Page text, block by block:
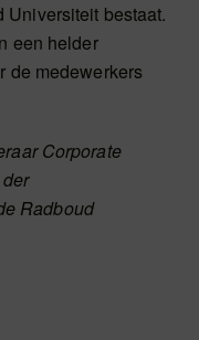
Universiteit bestaat.
een helder
de medewerkers
Corporate
Radboud